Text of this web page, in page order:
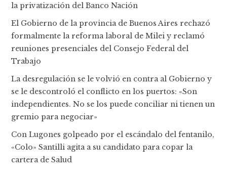
la privatización del Banco Nación
El Gobierno de la provincia de Buenos Aires rechazó
formalmente la reforma laboral de Milei y reclamó
reuniones presenciales del Consejo Federal del
Trabajo
La desregulación se le volvió en contra al Gobierno y
se le descontroló el conflicto en los puertos: «Son
independientes. No se los puede conciliar ni tienen un
gremio para negociar»
Con Lugones golpeado por el escándalo del fentanilo,
«Colo» Santilli agita a su candidato para copar la
cartera de Salud